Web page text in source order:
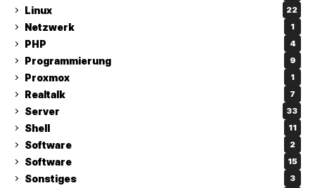
Linux 22
Netzwerk 1
PHP 4
Programmierung 9
Proxmox 1
Realtalk 7
Server 33
Shell 11
Software 2
Software 15
Sonstiges 3